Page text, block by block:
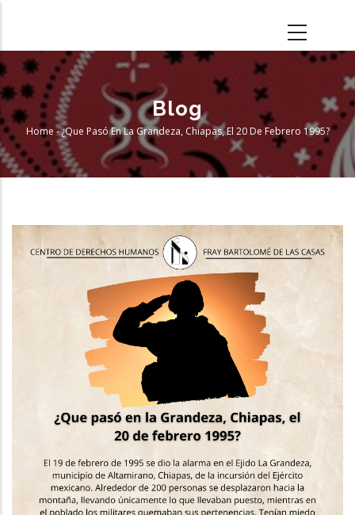
main
content
Blog
Breadcrumb
Home -¿Que Pasó En La Grandeza, Chiapas, El 20 De Febrero 1995?